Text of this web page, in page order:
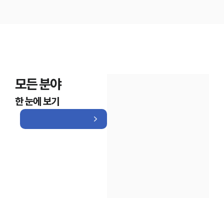
모든 분야
한 눈에 보기